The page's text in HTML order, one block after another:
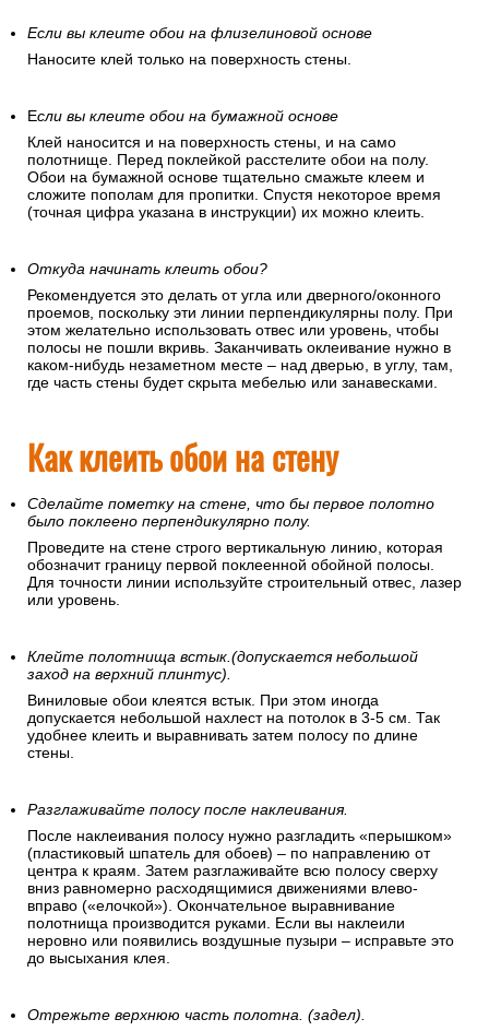
Если вы клеите обои на флизелиновой основе
Наносите клей только на поверхность стены.
Если вы клеите обои на бумажной основе
Клей наносится и на поверхность стены, и на само
полотнище. Перед поклейкой расстелите обои на полу.
Обои на бумажной основе тщательно смажьте клеем и
сложите пополам для пропитки. Спустя некоторое время
(точная цифра указана в инструкции) их можно клеить.
Откуда начинать клеить обои?
Рекомендуется это делать от угла или дверного/оконного
проемов, поскольку эти линии перпендикулярны полу. При
этом желательно использовать отвес или уровень, чтобы
полосы не пошли вкривь. Заканчивать оклеивание нужно в
каком-нибудь незаметном месте – над дверью, в углу, там,
где часть стены будет скрыта мебелью или занавесками.
Как клеить обои на стену
Сделайте пометку на стене, что бы первое полотно
было поклеено перпендикулярно полу.
Проведите на стене строго вертикальную линию, которая
обозначит границу первой поклеенной обойной полосы.
Для точности линии используйте строительный отвес, лазер
или уровень.
Клейте полотнища встык.(допускается небольшой
заход на верхний плинтус).
Виниловые обои клеятся встык. При этом иногда
допускается небольшой нахлест на потолок в 3-5 см. Так
удобнее клеить и выравнивать затем полосу по длине
стены.
Разглаживайте полосу после наклеивания.
После наклеивания полосу нужно разгладить «перышком»
(пластиковый шпатель для обоев) – по направлению от
центра к краям. Затем разглаживайте всю полосу сверху
вниз равномерно расходящимися движениями влево-
вправо («елочкой»). Окончательное выравнивание
полотнища производится руками. Если вы наклеили
неровно или появились воздушные пузыри – исправьте это
до высыхания клея.
Отрежьте верхнюю часть полотна. (задел).